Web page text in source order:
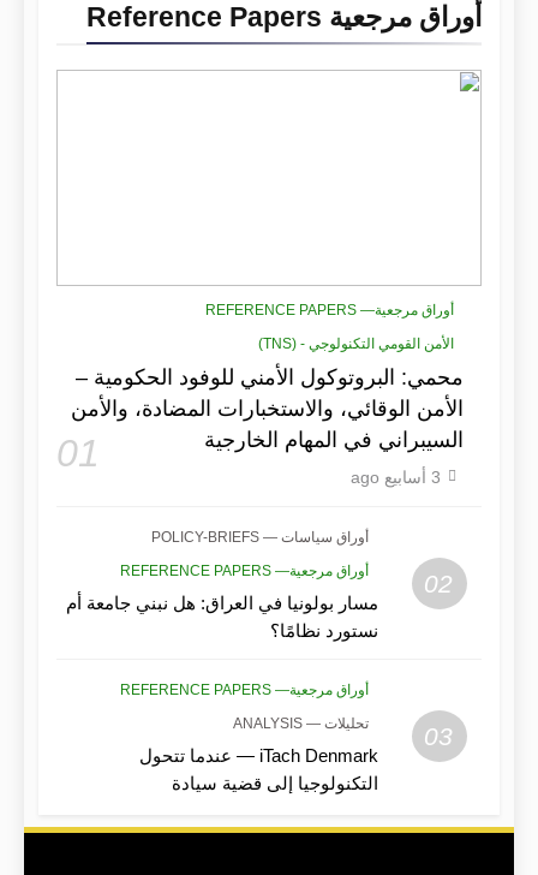
أوراق مرجعية Reference Papers
أوراق مرجعية— REFERENCE PAPERS
الأمن القومي التكنولوجي - (TNS)
محمي: البروتوكول الأمني للوفود الحكومية –
الأمن الوقائي، والاستخبارات المضادة، والأمن
السيبراني في المهام الخارجية
01
3 أسابيع ago
02
أوراق سياسات — POLICY-BRIEFS
أوراق مرجعية— REFERENCE PAPERS
مسار بولونيا في العراق: هل نبني جامعة أم
نستورد نظامًا؟
03
أوراق مرجعية— REFERENCE PAPERS
تحليلات — ANALYSIS
iTach Denmark — عندما تتحول
التكنولوجيا إلى قضية سيادة